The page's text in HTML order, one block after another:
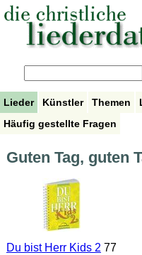
Lieder Künstler Themen
Häufig gestellte Fragen
Guten Tag, guten
Du bist Herr Kids 2 77